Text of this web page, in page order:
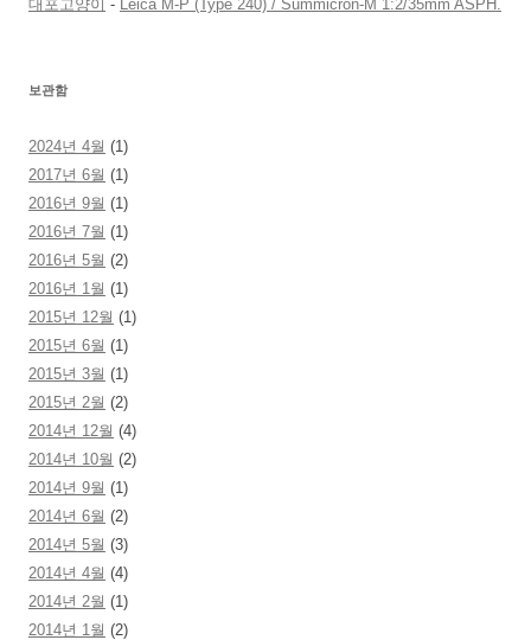
대포고양이 - Leica M-P (Type 240) / Summicron-M 1:2/35mm ASPH.
보관함
2024년 4월 (1)
2017년 6월 (1)
2016년 9월 (1)
2016년 7월 (1)
2016년 5월 (2)
2016년 1월 (1)
2015년 12월 (1)
2015년 6월 (1)
2015년 3월 (1)
2015년 2월 (2)
2014년 12월 (4)
2014년 10월 (2)
2014년 9월 (1)
2014년 6월 (2)
2014년 5월 (3)
2014년 4월 (4)
2014년 2월 (1)
2014년 1월 (2)